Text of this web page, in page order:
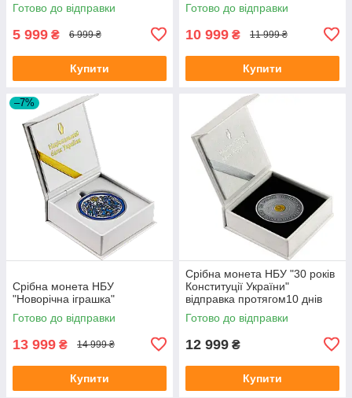
Готово до відправки
5 999 ₴ 6 999 ₴
Купити
Готово до відправки
10 999 ₴ 11 999 ₴
Купити
–7%
Срібна монета НБУ
"Новорічна іграшка"
Готово до відправки
13 999 ₴ 14 999 ₴
Купити
Срібна монета НБУ "30 років
Конституції України"
відправка протягом10 днів
Готово до відправки
12 999 ₴
Купити